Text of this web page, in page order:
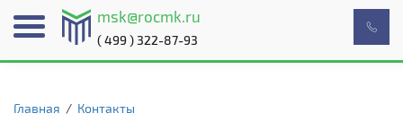
msk@rocmk.ru
( 499 ) 322-87-93
Главная / Контакты